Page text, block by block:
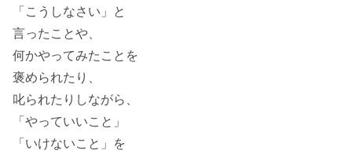
「こうしなさい」と
言ったことや、
何かやってみたことを
褒められたり、
叱られたりしながら、
「やっていいこと」
「いけないこと」を